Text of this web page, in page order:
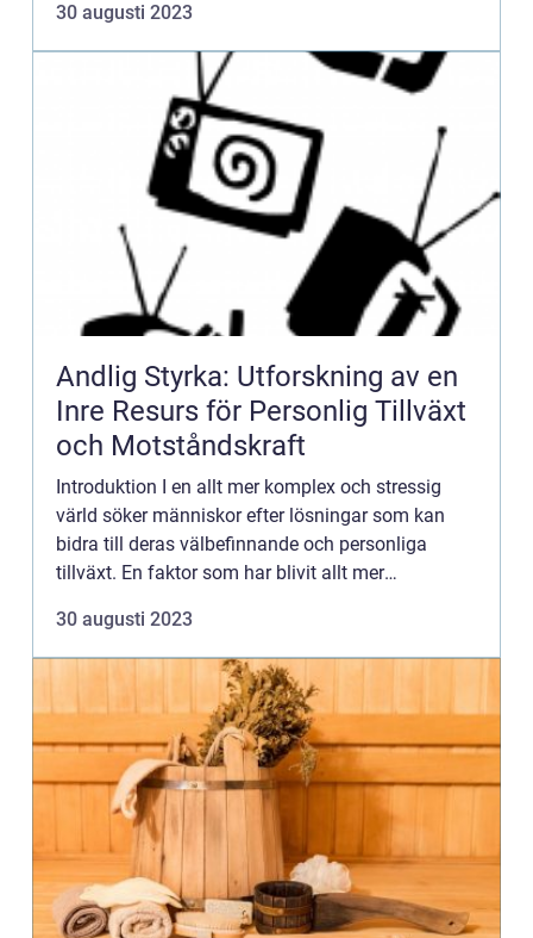
30 augusti 2023
Andlig Styrka: Utforskning av en
Inre Resurs för Personlig Tillväxt
och Motståndskraft
Introduktion I en allt mer komplex och stressig
värld söker människor efter lösningar som kan
bidra till deras välbefinnande och personliga
tillväxt. En faktor som har blivit allt mer
denna art...
30 augusti 2023